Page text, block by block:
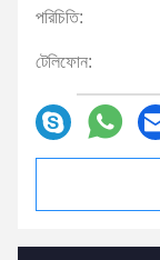
পরিচিতি:
টেলিফোন: